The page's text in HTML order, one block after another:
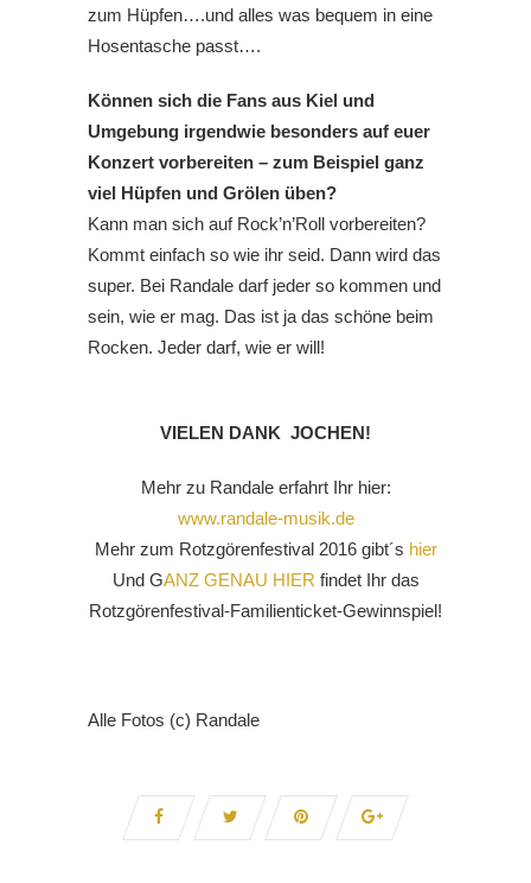
zum Hüpfen….und alles was bequem in eine
Hosentasche passt….
Können sich die Fans aus Kiel und
Umgebung irgendwie besonders auf euer
Konzert vorbereiten – zum Beispiel ganz
viel Hüpfen und Grölen üben?
Kann man sich auf Rock’n’Roll vorbereiten?
Kommt einfach so wie ihr seid. Dann wird das
super. Bei Randale darf jeder so kommen und
sein, wie er mag. Das ist ja das schöne beim
Rocken. Jeder darf, wie er will!
VIELEN DANK JOCHEN!
Mehr zu Randale erfahrt Ihr hier:
www.randale-musik.de
Mehr zum Rotzgörenfestival 2016 gibt´s hier
Und GANZ GENAU HIER findet Ihr das
Rotzgörenfestival-Familienticket-Gewinnspiel!
Alle Fotos (c) Randale